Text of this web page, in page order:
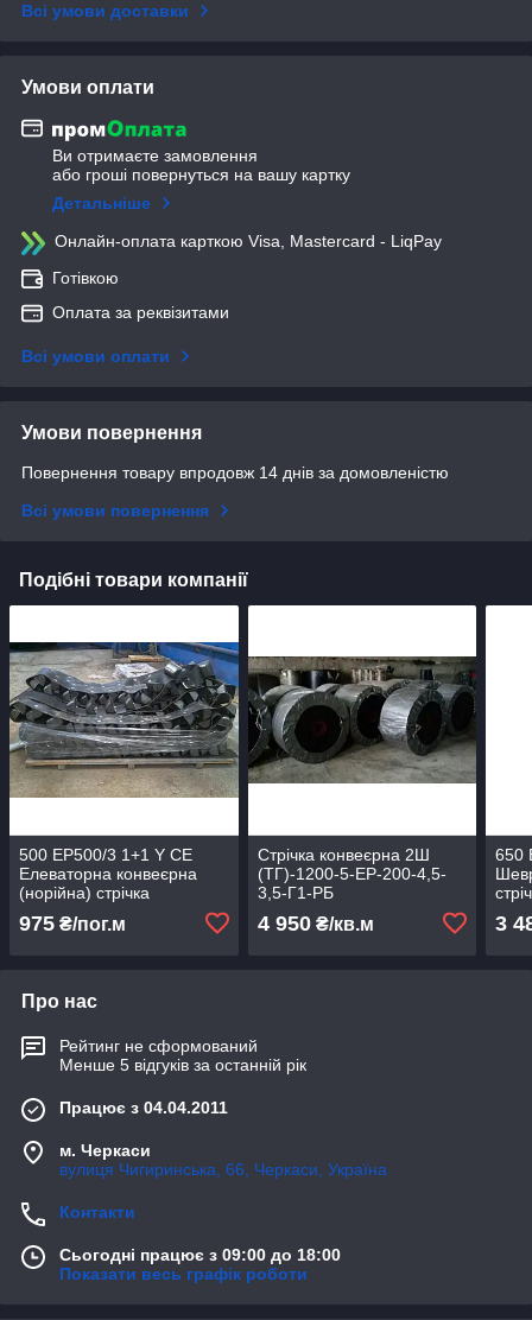
Всі умови доставки
Умови оплати
Ви отримаєте замовлення
або гроші повернуться на вашу картку
Детальніше
Онлайн-оплата карткою Visa, Mastercard - LiqPay
Готівкою
Оплата за реквізитами
Всі умови оплати
Умови повернення
Повернення товару впродовж 14 днів за домовленістю
Всі умови повернення
Подібні товари компанії
500 ЕР500/3 1+1 Y CE
Елеваторна конвеєрна
(норійна) стрічка
975 ₴/пог.м
Стрічка конвеєрна 2Ш
(ТГ)-1200-5-ЕР-200-4,5-
3,5-Г1-РБ
4 950₴/кв.м
650
3
Про нас
Рейтинг не сформований
Менше 5 відгуків за останній рік
Працює з 04.04.2011
м. Черкаси
вулиця Чигиринська, 66, Черкаси, Україна
Контакти
Сьогодні працює з 09:00 до 18:00
Показати весь графік роботи